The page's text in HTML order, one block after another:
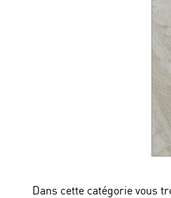
Dans cette catégorie vous